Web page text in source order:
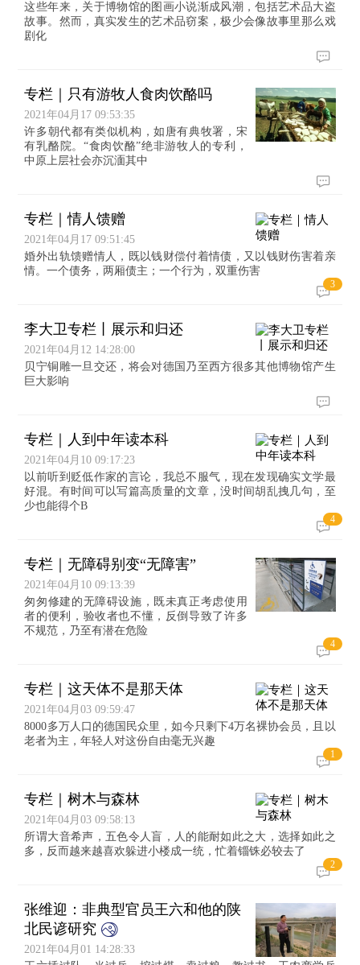
这些年来，关于博物馆的图画小说渐成风潮，包括艺术品大盗
故事。然而，真实发生的艺术品窃案，极少会像故事里那么戏
剧化
专栏｜只有游牧人食肉饮酪吗
2021年04月17 09:53:35
许多朝代都有类似机构，如唐有典牧署，宋
有乳酪院。“食肉饮酪”绝非游牧人的专利，
中原上层社会亦沉湎其中
专栏｜情人馈赠
2021年04月17 09:51:45
婚外出轨馈赠情人，既以钱财偿付着情债，又以钱财伤害着亲
情。一个债务，两厢债主；一个行为，双重伤害
3
李大卫专栏丨展示和归还
2021年04月12 14:28:00
贝宁铜雕一旦交还，将会对德国乃至西方很多其他博物馆产生
巨大影响
专栏｜人到中年读本科
2021年04月10 09:17:23
以前听到贬低作家的言论，我总不服气，现在发现确实文学最
好混。有时间可以写篇高质量的文章，没时间胡乱拽几句，至
少也能得个B
4
专栏｜无障碍别变“无障害”
2021年04月10 09:13:39
匆匆修建的无障碍设施，既未真正考虑使用
者的便利，验收者也不懂，反倒导致了许多
不规范，乃至有潜在危险
4
专栏｜这天体不是那天体
2021年04月03 09:59:47
8000多万人口的德国民众里，如今只剩下4万名裸协会员，且以
老者为主，年轻人对这份自由毫无兴趣
1
专栏｜树木与森林
2021年04月03 09:58:13
所谓大音希声，五色令人盲，人的能耐如此之大，选择如此之
多，反而越来越喜欢躲进小楼成一统，忙着锱铢必较去了
2
张维迎：非典型官员王六和他的陕
北民谚研究
2021年04月01 14:28:33